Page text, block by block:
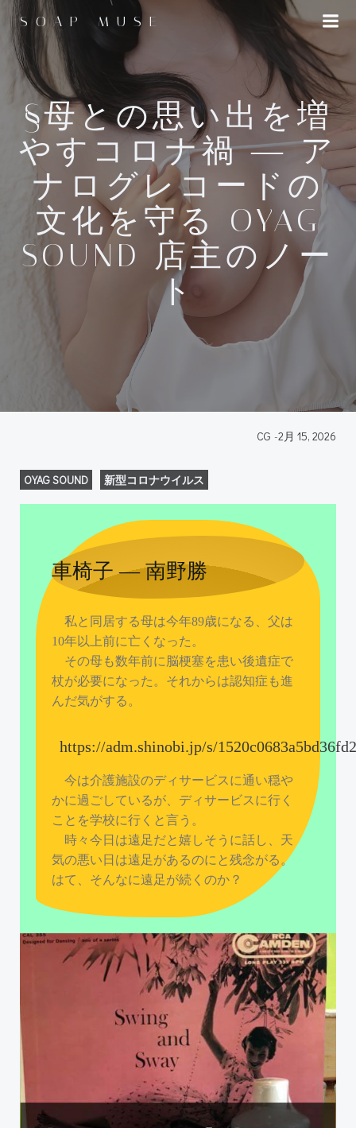
ツ
へ
ス
キ
ッ
プ
SOAP MUSE
§母との思い出を増
やすコロナ禍 ― ア
ナログレコードの
文化を守る OYAG
SOUND 店主のノー
ト
CG -2月 15, 2026
OYAG SOUND 新型コロナウイルス
車椅子 ― 南野勝
私と同居する母は今年89歳になる、父は
10年以上前に亡くなった。
その母も数年前に脳梗塞を患い後遺症で
杖が必要になった。それからは認知症も進
んだ気がする。
https://adm.shinobi.jp/s/
今は介護施設のディサービスに通い穏や
かに過ごしているが、ディサービスに行く
ことを学校に行くと言う。
時々今日は遠足だと嬉しそうに話し、天
気の悪い日は遠足があるのにと残念がる。
はて、そんなに遠足が続くのか？